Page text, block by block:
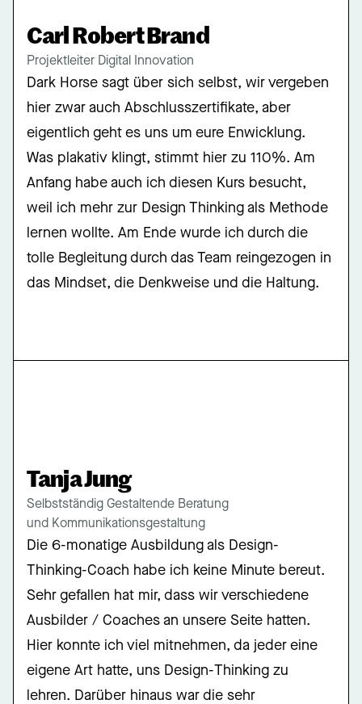
Carl Robert Brand
Projektleiter Digital Innovation
Dark Horse sagt über sich selbst, wir vergeben
hier zwar auch Abschlusszertifikate, aber
eigentlich geht es uns um eure Enwicklung.
Was plakativ klingt, stimmt hier zu 110%. Am
Anfang habe auch ich diesen Kurs besucht,
weil ich mehr zur Design Thinking als Methode
lernen wollte. Am Ende wurde ich durch die
tolle Begleitung durch das Team reingezogen in
das Mindset, die Denkweise und die Haltung.
Tanja Jung
Selbstständig Gestaltende Beratung
und Kommunikationsgestaltung
Die 6-monatige Ausbildung als Design-
Thinking-Coach habe ich keine Minute bereut.
Sehr gefallen hat mir, dass wir verschiedene
Ausbilder / Coaches an unsere Seite hatten.
Hier konnte ich viel mitnehmen, da jeder eine
eigene Art hatte, uns Design-Thinking zu
lehren. Darüber hinaus war die sehr